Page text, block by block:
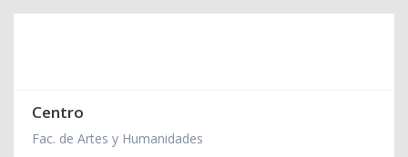
Centro
Fac. de Artes y Humanidades